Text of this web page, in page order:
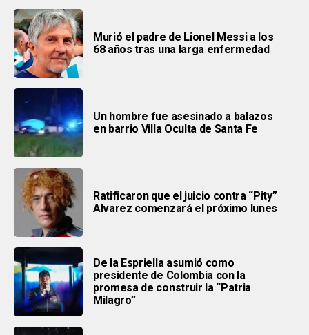
Murió el padre de Lionel Messi a los
68 años tras una larga enfermedad
Un hombre fue asesinado a balazos
en barrio Villa Oculta de Santa Fe
Ratificaron que el juicio contra “Pity”
Alvarez comenzará el próximo lunes
De la Espriella asumió como
presidente de Colombia con la
promesa de construir la “Patria
Milagro”